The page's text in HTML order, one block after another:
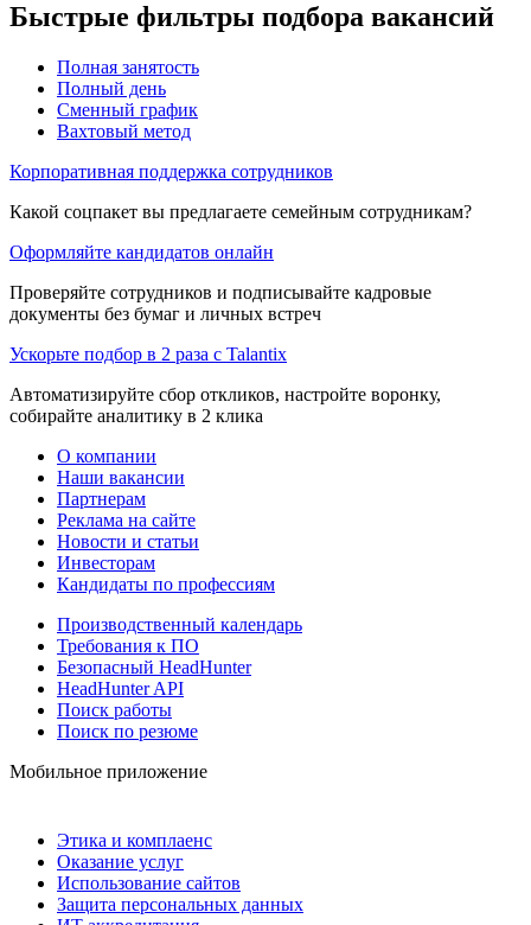
Быстрые фильтры подбора вакансий
Полная занятость
Полный день
Сменный график
Вахтовый метод
Корпоративная поддержка сотрудников
Какой соцпакет вы предлагаете семейным сотрудникам?
Оформляйте кандидатов онлайн
Проверяйте сотрудников и подписывайте кадровые
документы без бумаг и личных встреч
Ускорьте подбор в 2 раза с Talantix
Автоматизируйте сбор откликов, настройте воронку,
собирайте аналитику в 2 клика
О компании
Наши вакансии
Партнерам
Реклама на сайте
Новости и статьи
Инвесторам
Кандидаты по профессиям
Производственный календарь
Требования к ПО
Безопасный HeadHunter
HeadHunter API
Поиск работы
Поиск по резюме
Мобильное приложение
Этика и комплаенс
Оказание услуг
Использование сайтов
Защита персональных данных